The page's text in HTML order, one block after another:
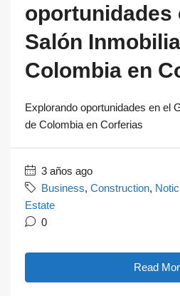
oportunidades
Salón
Colombia en
Explorando oportunidades en el
de Colombia en Corferias
3 años ago
Business, Construction,
Estate
0
Read